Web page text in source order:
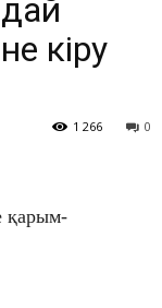
кіру
0
1 266
қарым-